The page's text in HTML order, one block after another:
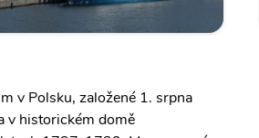
v Polsku, založené 1. srpna
v historickém domě